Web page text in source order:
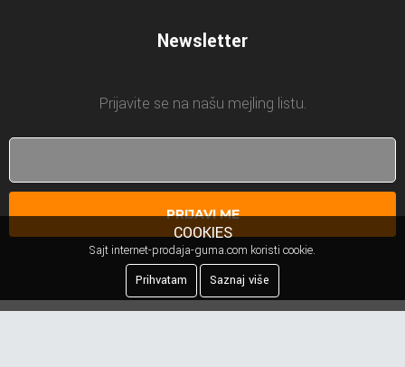
Newsletter
Prijavite se na našu mejling listu.
PRIJAVI ME
COOKIES
Sajt internet-prodaja-guma.com koristi cookie.
Prihvatam
Saznaj više